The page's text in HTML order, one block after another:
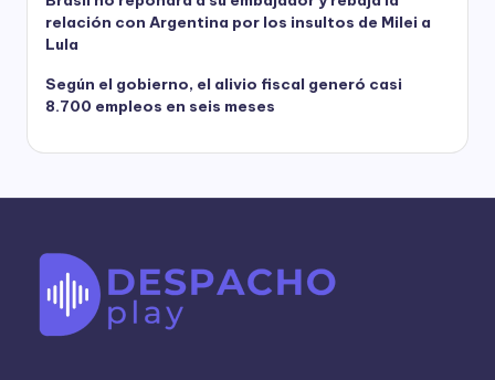
relación con Argentina por los insultos de Milei a
Lula
Según el gobierno, el alivio fiscal generó casi
8.700 empleos en seis meses